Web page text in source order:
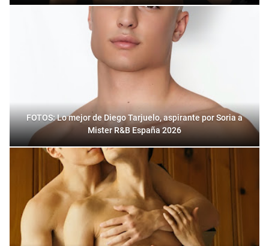
FOTOS: Lo mejor de Diego Tarjuelo, aspirante por Soria a
Mister R&B España 2026